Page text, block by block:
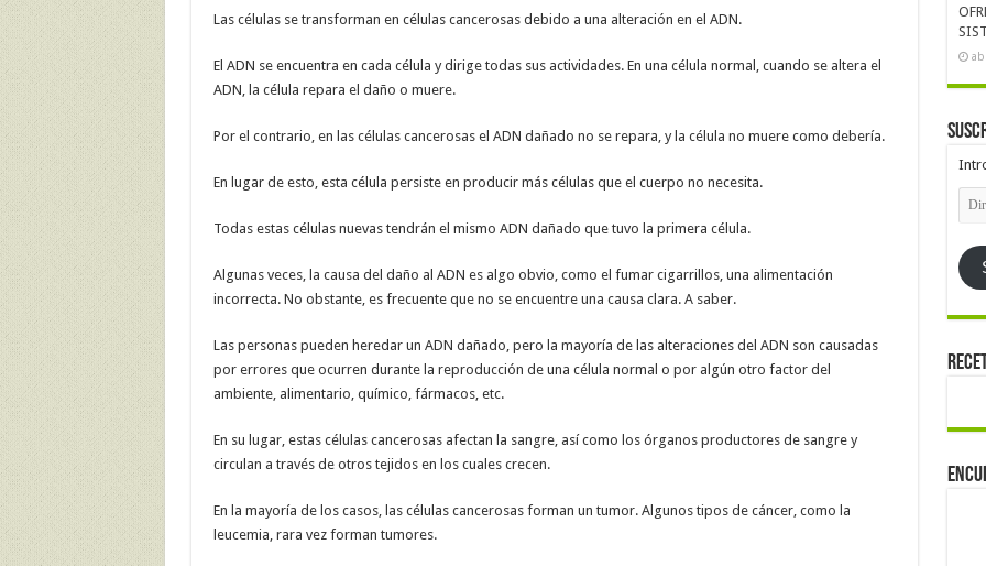
Las células se transforman en células cancerosas debido a una alteración en el ADN.
El ADN se encuentra en cada célula y dirige todas sus actividades. En una célula normal, cuando se altera el
ADN, la célula repara el daño o muere.
Por el contrario, en las células cancerosas el ADN dañado no se repara, y la célula no muere como debería.
En lugar de esto, esta célula persiste en producir más células que el cuerpo no necesita.
Todas estas células nuevas tendrán el mismo ADN dañado que tuvo la primera célula.
Algunas veces, la causa del daño al ADN es algo obvio, como el fumar cigarrillos, una alimentación
incorrecta. No obstante, es frecuente que no se encuentre una causa clara. A saber.
Las personas pueden heredar un ADN dañado, pero la mayoría de las alteraciones del ADN son causadas
por errores que ocurren durante la reproducción de una célula normal o por algún otro factor del
ambiente, alimentario, químico, fármacos, etc.
En su lugar, estas células cancerosas afectan la sangre, así como los órganos productores de sangre y
circulan a través de otros tejidos en los cuales crecen.
En la mayoría de los casos, las células cancerosas forman un tumor. Algunos tipos de cáncer, como la
leucemia, rara vez forman tumores.
de